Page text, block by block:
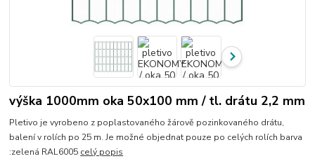
výška 1000mm oka 50x100 mm / tl. drátu 2,2 mm
Pletivo je vyrobeno z poplastovaného žárově pozinkovaného drátu,
balení v rolích po 25 m. Je možné objednat pouze po celých rolích barva
:zelená RAL6005 celý popis